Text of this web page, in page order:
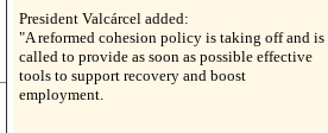
President Valcárcel added:
"A reformed cohesion policy is taking off and is
called to provide as soon as possible effective
tools to support recovery and boost
employment.